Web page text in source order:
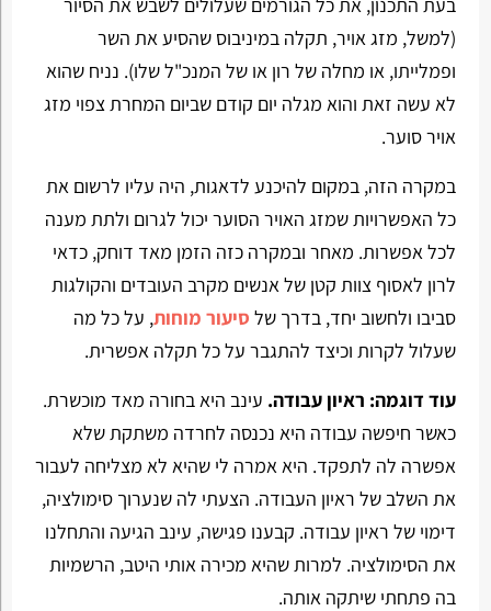
(למשל, מזג אויר, תקלה במיניבוס שהסיע את השר
ופמלייתו, או מחלה של רון או של המנכ"ל שלו). נניח שהוא
לא עשה זאת והוא מגלה יום קודם שביום המחרת צפוי מזג
אויר סוער.
במקרה הזה, במקום להיכנע לדאגות, היה עליו לרשום את
כל האפשרויות שמזג האויר הסוער יכול לגרום ולתת מענה
לכל אפשרות. מאחר ובמקרה כזה הזמן מאד דוחק, כדאי
לרון לאסוף צוות קטן של אנשים מקרב העובדים והקולגות
סביבו ולחשוב יחד, בדרך של סיעור מוחות, על כל מה
שעלול לקרות וכיצד להתגבר על כל תקלה אפשרית.
עוד דוגמה: ראיון עבודה. עינב היא בחורה מאד מוכשרת.
כאשר חיפשה עבודה היא נכנסה לחרדה משתקת שלא
אפשרה לה לתפקד. היא אמרה לי שהיא לא מצליחה לעבור
את השלב של ראיון העבודה. הצעתי לה שנערוך סימולציה,
דימוי של ראיון עבודה. קבענו פגישה, עינב הגיעה והתחלנו
את הסימולציה. למרות שהיא מכירה אותי היטב, הרשמיות
בה פתחתי שיתקה אותה.